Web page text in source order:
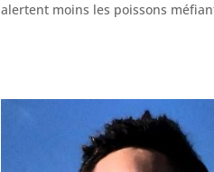
alertent moins les poissons